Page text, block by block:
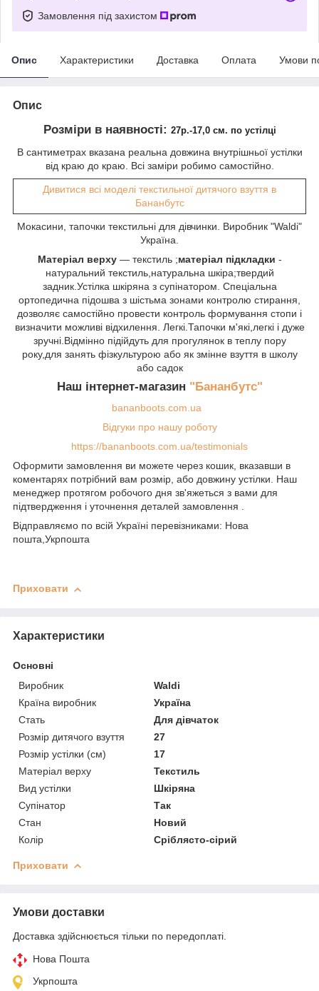
Замовлення під захистом
Опис Характеристики Доставка Оплата Умови
Опис
Розміри в наявності: 27р.-17,0 см. по устілці
В сантиметрах вказана реальна довжина внутрішньої устілки
від краю до краю. Всі заміри робимо самостійно.
Дивитися всі моделі текстильної дитячого взуття в
Бананбутс
Мокасини, тапочки текстильні для дівчинки. Виробник "Waldi"
Україна.
Матеріал верху ― текстиль ;матеріал підкладки -
натуральний текстиль,натуральна шкіра;твердий
задник.Устілка шкіряна з супінатором. Спеціальна
ортопедична підошва з шістьма зонами контролю стирання,
дозволяє самостійно провести контроль формування стопи і
визначити можливі відхилення. Легкі.Тапочки м'які,легкі і дуже
зручні.Відмінно підійдуть для прогулянок в теплу пору
року,для занять фізкультурою або як змінне взуття в школу
або садок
Наш інтернет-магазин "Бананбутс"
bananboots.com.ua
Відгуки про нашу роботу
https://bananboots.com.ua/testimonials
Оформити замовлення ви можете через кошик, вказавши в
коментарях потрібний вам розмір, або довжину устілки. Наш
менеджер протягом робочого дня зв'яжеться з вами для
підтвердження і уточнення деталей замовлення .
Відправляємо по всій Україні перевізниками: Нова
пошта,Укрпошта
Приховати
Характеристики
Основні
Виробник
Waldi
Країна виробник
Україна
Стать
Для дівчаток
Розмір дитячого взуття
27
Розмір устілки (см)
17
Матеріал верху
Текстиль
Вид устілки
Шкіряна
Супінатор
Так
Стан
Новий
Колір
Сріблясто-сірий
Приховати
Умови доставки
Доставка здійснюється тільки по передоплаті.
Нова Пошта
Укрпошта